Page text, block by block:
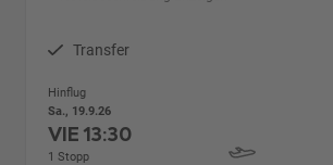
Transfer
Hinflug
Sa., 19.9.26
VIE13:30
1 Stopp